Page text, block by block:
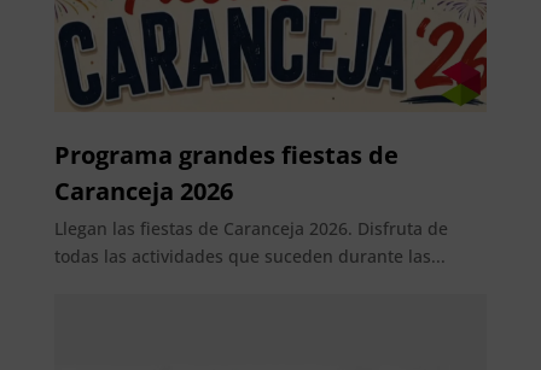
Programa grandes fiestas de
Caranceja 2026
Llegan las fiestas de Caranceja 2026. Disfruta de
todas las actividades que suceden durante las...